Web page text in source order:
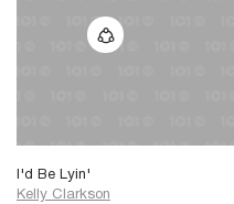
I'd Be Lyin'
Kelly Clarkson